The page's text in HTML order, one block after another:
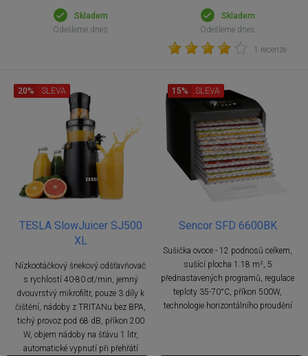
Skladem
Odešleme dnes
Skladem
Odešleme dnes
1 recenze
TESLA SlowJuicer SJ500
XL
Nízkootáčkový šnekový odšťavňovač
s rychlostí 40-80 ot/min, jemný
dvouvrstvý mikrofiltr, pouze 3 díly k
čištění, nádoby z TRITANu bez BPA,
tichý provoz pod 68 dB, příkon 200
W, objem nádoby na šťávu 1 litr,
automatické vypnutí při přehřátí
20% SLEVA
Sencor SFD 6600BK
Sušička ovoce - 12 podnosů celkem,
sušící plocha 1.18 m², 5
přednastavených programů, regulace
teploty 35-70°C, příkon 500W,
technologie horizontálního proudění
15% SLEVA